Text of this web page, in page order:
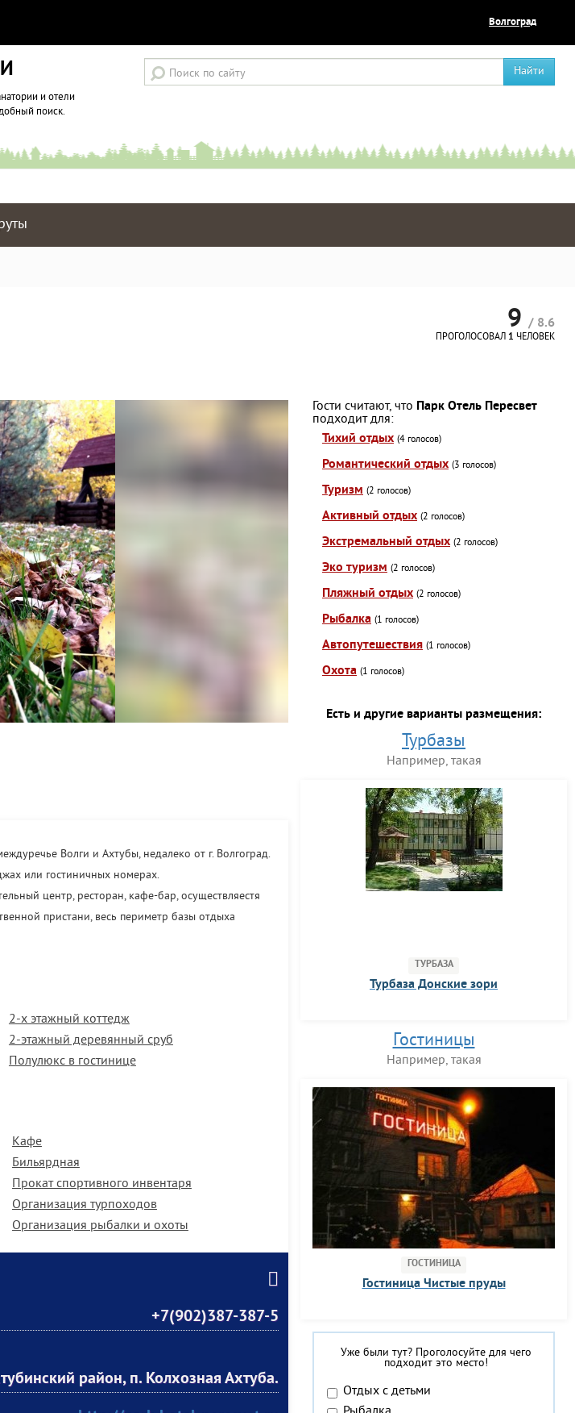
Волгоград
и отели
поиск.
Найти
9 / 8.6
ПРОГОЛОСОВАЛ 1 ЧЕЛОВЕК
Волги и Ахтубы, недалеко от г. Волгоград.
или гостиничных номерах.
центр, ресторан, кафе-бар, осуществляестя
пристани, весь периметр базы отдыха
2-х этажный коттедж
2-этажный деревянный сруб
Полулюкс в гостинице
Кафе
Бильярдная
Прокат спортивного инвентаря
Организация турпоходов
Организация рыбалки и охоты
+7(902)387-387-5
район, п. Колхозная Ахтуба.
Гости считают, что Парк Отель Пересвет
подходит для:
Тихий отдых (4 голосов)
Романтический отдых (3 голосов)
Туризм (2 голосов)
Активный отдых (2 голосов)
Экстремальный отдых (2 голосов)
Эко туризм (2 голосов)
Пляжный отдых (2 голосов)
Рыбалка (1 голосов)
Автопутешествия (1 голосов)
Охота (1 голосов)
Есть и другие варианты размещения:
Турбазы
Например, такая
ТУРБАЗА
Турбаза Донские зори
Гостиницы
Например, такая
ГОСТИНИЦА
Гостиница Чистые пруды
Уже были тут? Проголосуйте для чего
подходит это место!
Отдых с детьми